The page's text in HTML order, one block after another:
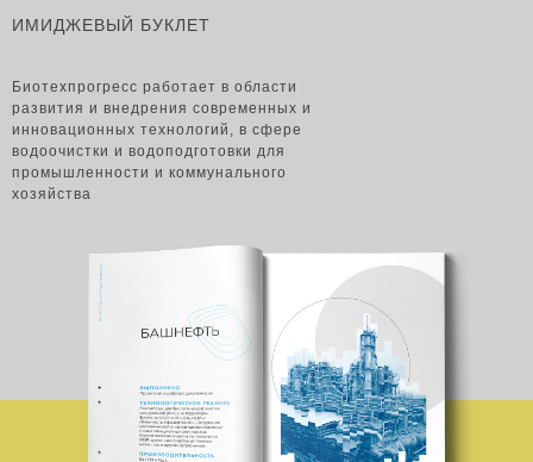
Биотехпрогресс работает в области
развития и внедрения современных и
инновационных технологий, в сфере
водоочистки и водоподготовки для
промышленности и коммунального
хозяйства
ИМИДЖЕВЫЙ БУКЛЕТ